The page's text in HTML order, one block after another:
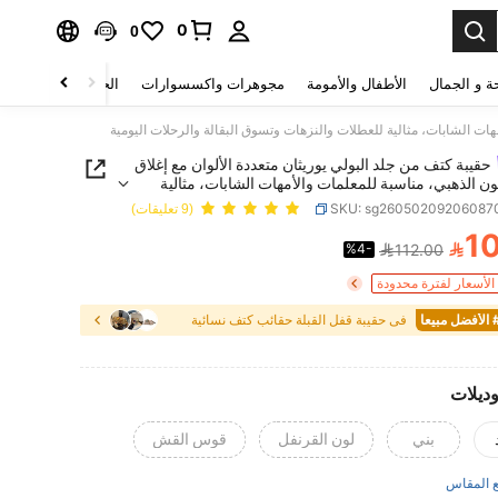
0
0
و الجمال الأطفال والأمومة مجوهرات واكسسوارات الحقائب والأمتعة
الشابات، مثالية للعطلات والنزهات وتسوق البقالة والرحلات اليومية
حقيبة كتف من جلد البولي يوريثان متعددة الألوان مع إغلاق
الذهبي، مناسبة للمعلمات والأمهات الشابات، مثالية
والنزهات وتسوق البقالة والرحلات اليومية
SKU: (9 تعليقات)
PRICE AND 
112.00
%4-
لفترة محدودة
في حقيبة قفل القبلة حقائب كتف نسائية
بني لون القرنفل قوس القش
المقاس